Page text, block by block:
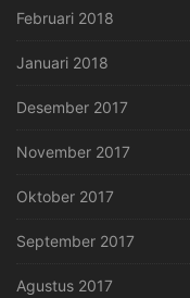
Februari 2018
Januari 2018
Desember 2017
November 2017
Oktober 2017
September 2017
Agustus 2017